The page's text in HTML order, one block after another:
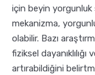
için beyin yorgunluk
mekanizma,
olabilir. Bazı
fiziksel
artırabildiğini